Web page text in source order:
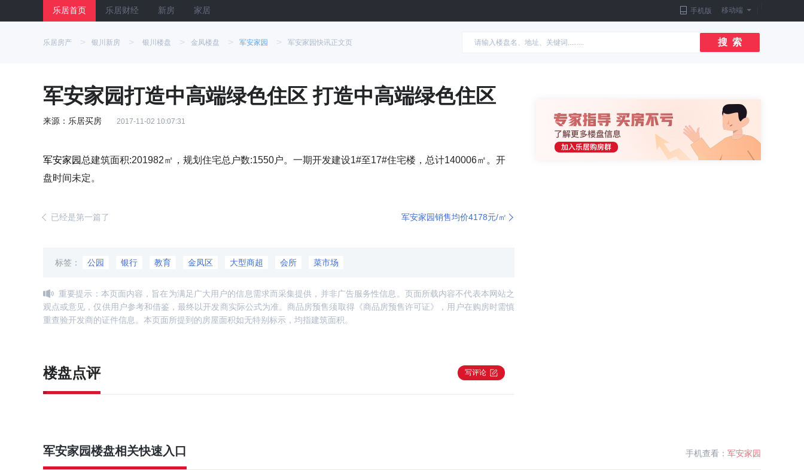
乐居首页 乐居财经 新房 家居 手机版 移动端
乐居房产 > 银川新房 > 银川楼盘 > 金凤楼盘 > 军安家园 > 军安家园快讯正文页 搜 索
军安家园打造中高端绿色住区 打造中高端绿色住区
来源：乐居买房 2017-11-02 10:07:31
军安家园 总建筑面积:201982㎡，规划住宅总户数:1550户。一期开发建设1#至17#住宅楼，总计140006㎡。开
盘时间未定。
已经是第一篇了 军安家园销售均价4178元/㎡
标签： 公园 银行 教育 金凤区 大型商超 会所 菜市场
重要提示：本页面内容，旨在为满足广大用户的信息需求而采集提供，并非广告服务性信息。页面所载内容不代表本网站之
观点或意见，仅供用户参考和借鉴，最终以开发商实际公式为准。商品房预售须取得《商品房预售许可证》，用户在购房时需慎
重查验开发商的证件信息。本页面所提到的房屋面积如无特别标示，均指建筑面积。
楼盘点评 写评论
军安家园楼盘相关快速入口 手机查看： 军安家园